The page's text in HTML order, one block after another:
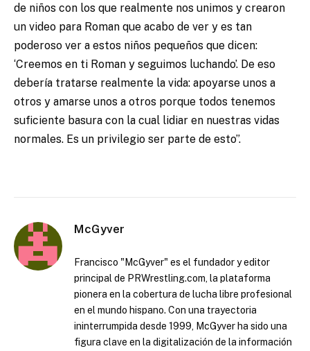
de niños con los que realmente nos unimos y crearon
un video para Roman que acabo de ver y es tan
poderoso ver a estos niños pequeños que dicen:
‘Creemos en ti Roman y seguimos luchando’. De eso
debería tratarse realmente la vida: apoyarse unos a
otros y amarse unos a otros porque todos tenemos
suficiente basura con la cual lidiar en nuestras vidas
normales. Es un privilegio ser parte de esto”.
McGyver
Francisco "McGyver" es el fundador y editor
principal de PRWrestling.com, la plataforma
pionera en la cobertura de lucha libre profesional
en el mundo hispano. Con una trayectoria
ininterrumpida desde 1999, McGyver ha sido una
figura clave en la digitalización de la información